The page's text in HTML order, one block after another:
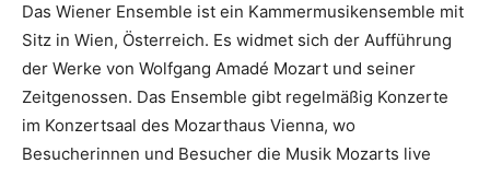
Das Wiener Ensemble ist ein Kammermusikensemble mit
Sitz in Wien, Österreich. Es widmet sich der Aufführung
der Werke von Wolfgang Amadé Mozart und seiner
Zeitgenossen. Das Ensemble gibt regelmäßig Konzerte
im Konzertsaal des Mozarthaus Vienna, wo
Besucherinnen und Besucher die Musik Mozarts live